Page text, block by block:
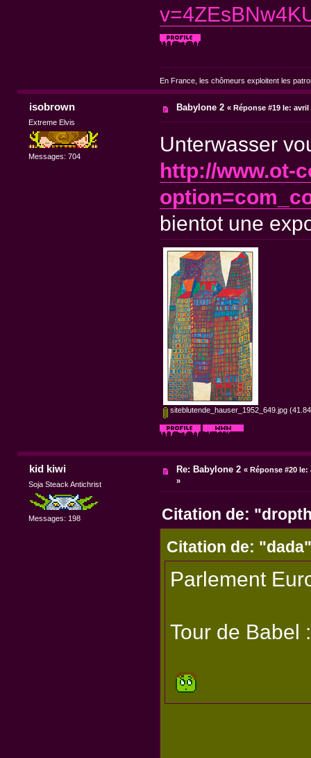
En France, les chômeurs exploitent les
isobrown
Extreme Elvis
Messages: 704
Babylone 2 «Réponse #19 le: avril
Unterwasser
http://www.ot-
bientot une
siteblutende_hauser_1952_649.jpg
kid kiwi
Soja Steack Antichrist
Messages: 198
Re: Babylone 2 «Réponse #20 le:
»
Citation de:
Citation de:
Parlement
Tour de Babel :